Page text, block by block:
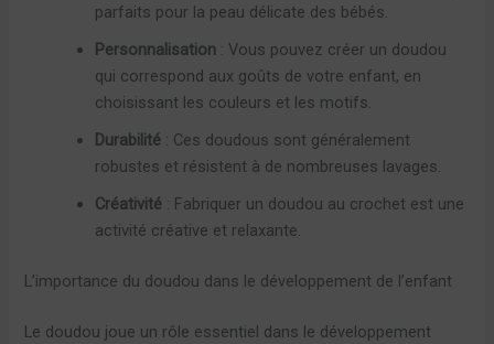
parfaits pour la peau délicate des bébés.
Personnalisation : Vous pouvez créer un doudou
qui correspond aux goûts de votre enfant, en
choisissant les couleurs et les motifs.
Durabilité : Ces doudous sont généralement
robustes et résistent à de nombreuses lavages.
Créativité : Fabriquer un doudou au crochet est une
activité créative et relaxante.
L’importance du doudou dans le développement de l’enfant
Le doudou joue un rôle essentiel dans le développement